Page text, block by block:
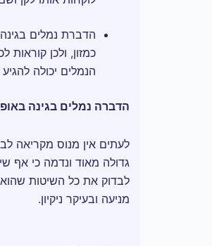
הדברת נמלים
כמזון, ולכן
הנמלים יכולה
הדברה נמלים בגינה
לעתים אין מנוס מקריאה
גדולה מאוד ונדמה כי אף
לבדוק את כל השיטות
מניעה ובעיקר ניקיון.